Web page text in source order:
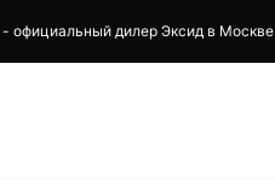
- официальный дилер Эксид в Москве